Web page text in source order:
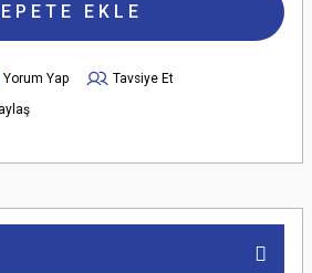
EKLE
Yorum Yap
Tavsiye Et